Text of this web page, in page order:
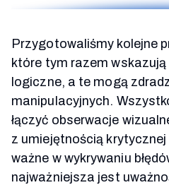
Przygotowaliśmy kolejne
które tym razem wskazują
logiczne, a te mogą
manipulacyjnych.
łączyć obserwacje
z umiejętnością
ważne w wykrywaniu
najważniejsza jest